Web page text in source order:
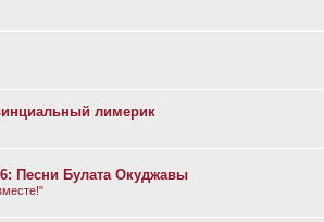
лимерик
Песни Булата Окуджавы